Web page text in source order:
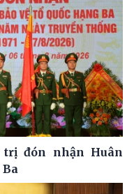
trị đón nhận Huân
Ba